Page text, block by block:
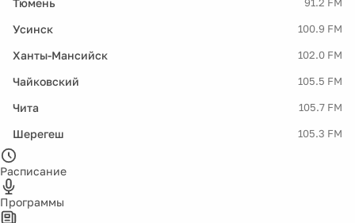
91.2 FM
Усинск 100.9 FM
Ханты-Мансийск 102.0 FM
Чайковский 105.5 FM
Чита 105.7 FM
Шерегеш 105.3 FM
Расписание
Программы